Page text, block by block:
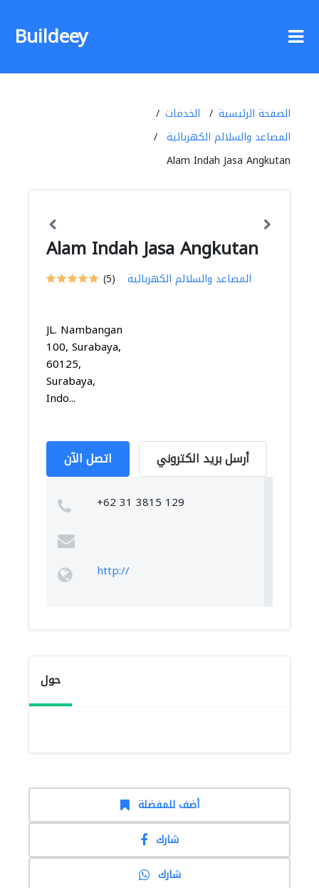
Buildeey
الصفحة الرئيسية
الخدمات
المصاعد والسلالم الكهربائية
Alam Indah Jasa Angkutan
Alam Indah Jasa Angkutan
(5) المصاعد والسلالم الكهربائية
JL. Nambangan
100, Surabaya,
60125,
Surabaya,
Indo...
اتصل الآن أرسل بريد الكتروني
+62 31 3815 129
http://
حول
أضف للمفضلة
شارك
شارك